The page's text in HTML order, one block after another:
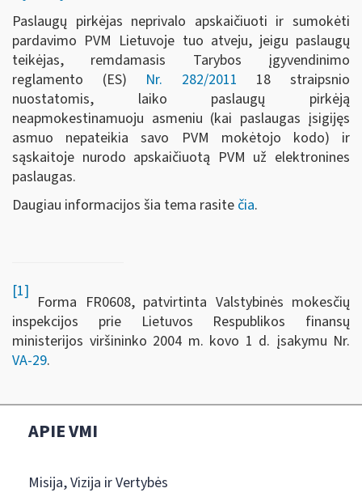
Paslaugų pirkėjas neprivalo apskaičiuoti ir sumokėti
pardavimo PVM Lietuvoje tuo atveju, jeigu paslaugų
teikėjas, remdamasis Tarybos įgyvendinimo
reglamento (ES) Nr. 282/2011 18 straipsnio
nuostatomis, laiko paslaugų pirkėją
neapmokestinamuoju asmeniu (kai paslaugas įsigijęs
asmuo nepateikia savo PVM mokėtojo kodo) ir
sąskaitoje nurodo apskaičiuotą PVM už elektronines
paslaugas.
Daugiau informacijos šia tema rasite čia.
[1]
Forma FR0608, patvirtinta Valstybinės mokesčių
inspekcijos prie Lietuvos Respublikos finansų
ministerijos viršininko 2004 m. kovo 1 d. įsakymu Nr.
VA-29.
APIE VMI
Misija, Vizija ir Vertybės